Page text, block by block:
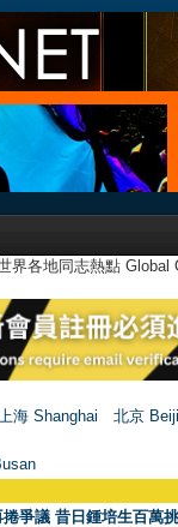
界各地同志熱點
上海 Shanghai
北京
爭議 昔日鍾培生百萬